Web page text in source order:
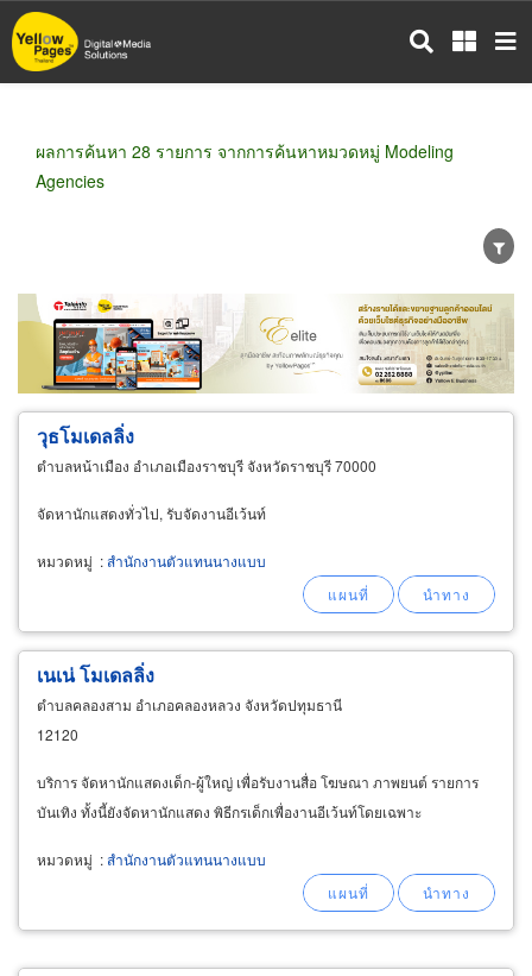
ข้าม
ไป
ผลการค้นหา 28 รายการ จากการค้นหาหมวดหมู่ Modeling
Agencies
ขายส่ง ขายปลีก ผู้ผลิต
ตัวแทนจัดจำหน่าย
ผู้ส่งออก/นำเข้า
ธุรกิจบริการ
วุธโมเดลลิ่ง
ตำบลหน้าเมือง อำเภอเมืองราชบุรี จังหวัดราชบุรี 70000
จัดหานักแสดงทั่วไป, รับจัดงานอีเว้นท์
หมวดหมู่ :สำนักงานตัวแทนนางแบบ
เนเน่ โมเดลลิ่ง
ตำบลคลองสาม อำเภอคลองหลวง จังหวัดปทุมธานี
12120
บริการ จัดหานักแสดงเด็ก-ผู้ใหญ่ เพื่อรับงานสื่อ โฆษณา ภาพยนต์ รายการ
บันเทิง ทั้งนี้ยังจัดหานักแสดง พิธีกรเด็กเพื่องานอีเว้นท์โดยเฉพาะ
หมวดหมู่ :สำนักงานตัวแทนนางแบบ